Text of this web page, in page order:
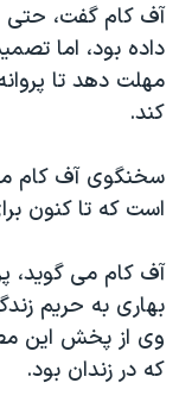
نرگس محمدی
همایش
آف کام گفت، حتی
مهلت دهد تا
کند.
سخنگوی آف کام می
است که تا کنون
آف کام می گويد،
بهاری به حريم
وی از پخش اين
که در زندان بود.